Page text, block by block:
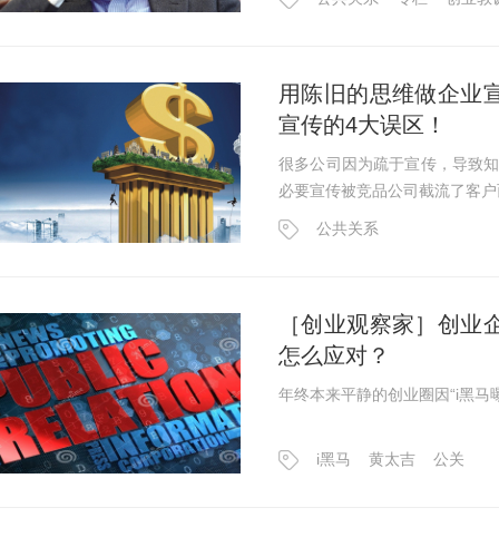
用陈旧的思维做企业
宣传的4大误区！
很多公司因为疏于宣传，导致
必要宣传被竞品公司截流了客
公共关系
［创业观察家］创
怎么应对？
年终本来平静的创业圈因“i黑马
i黑马 黄太吉 公关